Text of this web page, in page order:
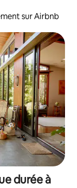
sur Airbnb
durée à